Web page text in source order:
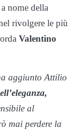
nome della
rivolgere le più
Valentino
aggiunto Attilio
al
mai perdere la